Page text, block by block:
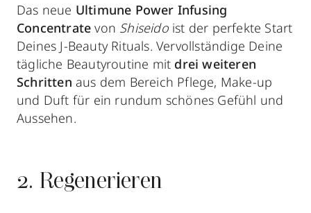
Das neue Ultimune Power Infusing
Concentrate von Shiseidoist der perfekte Start
Deines J-Beauty Rituals. Vervollständige Deine
tägliche Beautyroutine mit drei weiteren
Schritten aus dem Bereich Pflege, Make-up
und Duft für ein rundum schönes Gefühl und
Aussehen.
2. Regenerieren